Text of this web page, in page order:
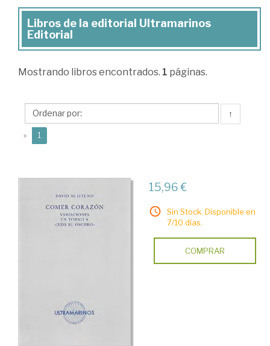
Libros
de
la
Ultramarinos
Editorial
Libros de la editorial Ultramarinos
Editorial
Mostrando libros encontrados. 1 páginas.
↑
« 1
15,96 €
Sin Stock. Disponible en
7/10 días.
COMPRAR